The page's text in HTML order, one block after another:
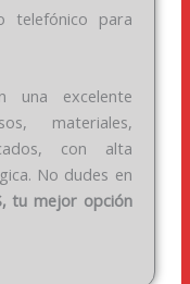
telefónico para
una excelente
materiales,
con alta
No dudes en
tu mejor opción